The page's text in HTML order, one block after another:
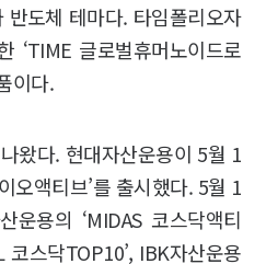
반도체 테마다. 타임폴리오자
‘TIME 글로벌휴머노이드로
이다.
왔다. 현대자산운용이 5월 1
오액티브’를 출시했다. 5월 1
운용의 ‘MIDAS 코스닥액티
코스닥TOP10’, IBK자산운용